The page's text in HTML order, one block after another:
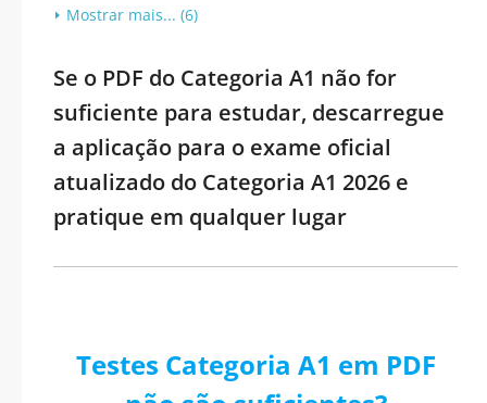
Mostrar mais... (6)
Se o PDF do Categoria A1 não for
suficiente para estudar, descarregue
a aplicação para o exame oficial
atualizado do Categoria A1 2026 e
pratique em qualquer lugar
Testes Categoria A1 em PDF